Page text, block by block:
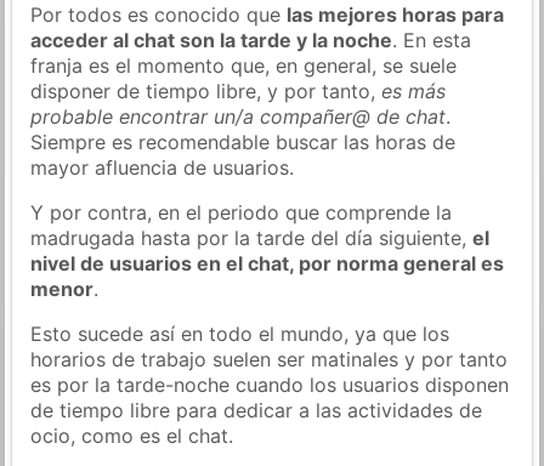
Por todos es conocido que las mejores horas para
acceder al chat son la tarde y la noche. En esta
franja es el momento que, en general, se suele
disponer de tiempo libre, y por tanto,es más
probable encontrar un/a compañer@ de chat.
Siempre es recomendable buscar las horas de
mayor afluencia de usuarios.
Y por contra, en el periodo que comprende la
madrugada hasta por la tarde del día siguiente,el
nivel de usuarios en el chat, por norma general es
menor.
Esto sucede así en todo el mundo, ya que los
horarios de trabajo suelen ser matinales y por tanto
es por la tarde-noche cuando los usuarios disponen
de tiempo libre para dedicar a las actividades de
ocio, como es el chat.